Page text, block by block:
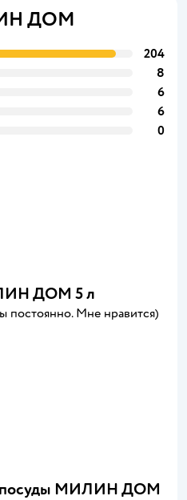
ДОМ
204
8
6
6
0
ДОМ 5 л
постоянно. Мне нравится)
посуды МИЛИН ДОМ